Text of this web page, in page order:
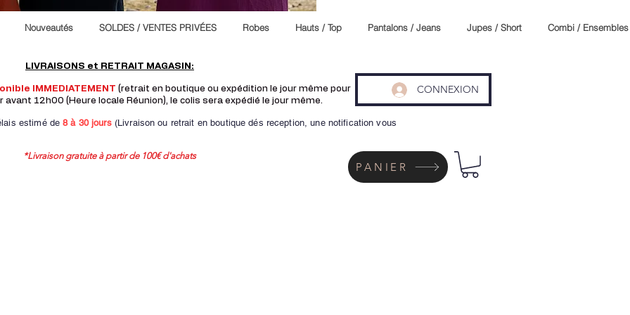
Nouveautés SOLDES / VENTES PRIVÉES Robes Hauts / Top Pantalons / Jeans Jupes / Short Combi / Ensembles
CONNEXION
PANIER
LIVRAISONS et RETRAIT MAGASIN:
IMMEDIATEMENT (retrait en boutique ou expédition le jour même pour
12h00 (Heure locale Réunion), le colis sera expédié le jour même.
estimé de8 à 30 jours(Livraison ou retrait en boutique dés reception,une notification vous
*Livraison gratuite à partir de 100€ d'achats